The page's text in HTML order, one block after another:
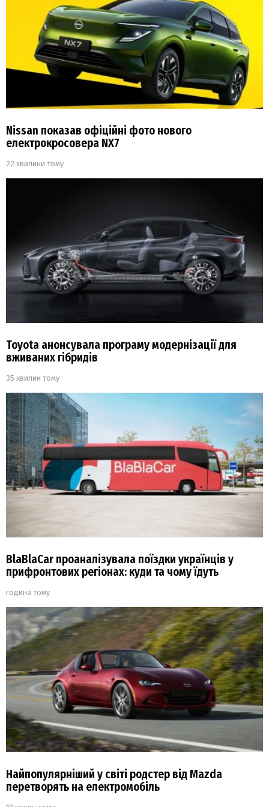
Nissan показав офіційні фото нового
електрокросовера NX7
22 хвилини тому
Toyota анонсувала програму модернізації для
вживаних гібридів
35 хвилин тому
BlaBlaCar проаналізувала поїздки українців у
прифронтових регіонах: куди та чому їдуть
година тому
Найпопулярніший у світі родстер від Mazda
перетворять на електромобіль